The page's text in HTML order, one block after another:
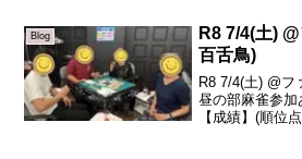
ざいます🎉最
Blog
R8 7/4(土)
百舌鳥)
R8 7/4(土) @フ
昼の部麻雀参加
【成績】(順位